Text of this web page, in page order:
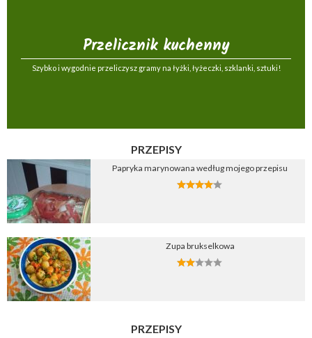
Przelicznik kuchenny
Szybko i wygodnie przeliczysz gramy na łyżki, łyżeczki, szklanki, sztuki!
PRZEPISY
Papryka marynowana według mojego przepisu
Zupa brukselkowa
PRZEPISY